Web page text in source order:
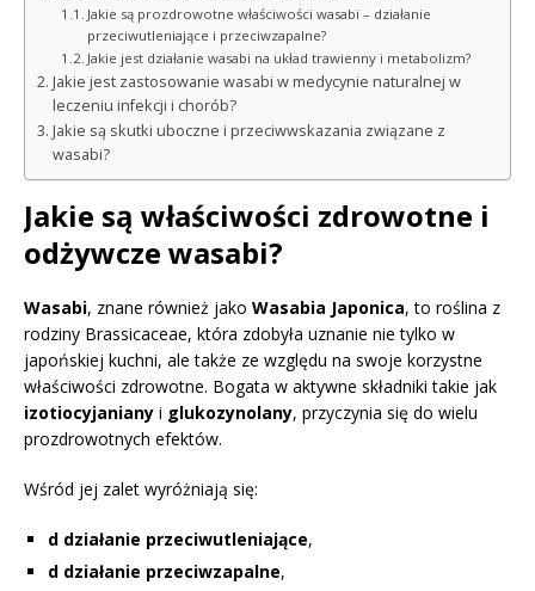
Jakie są prozdrowotne właściwości wasabi – działanie
przeciwutleniające i przeciwzapalne?
Jakie jest działanie wasabi na układ trawienny i metabolizm?
Jakie jest zastosowanie wasabi w medycynie naturalnej w
leczeniu infekcji i chorób?
Jakie są skutki uboczne i przeciwwskazania związane z
wasabi?
Jakie są właściwości zdrowotne i
odżywcze wasabi?
Wasabi, znane również jako Wasabia Japonica, to roślina z
rodziny Brassicaceae, która zdobyła uznanie nie tylko w
japońskiej kuchni, ale także ze względu na swoje korzystne
właściwości zdrowotne. Bogata w aktywne składniki takie jak
izotiocyjaniany i glukozynolany, przyczynia się do wielu
prozdrowotnych efektów.
Wśród jej zalet wyróżniają się:
d działanie przeciwutleniające,
d działanie przeciwzapalne,